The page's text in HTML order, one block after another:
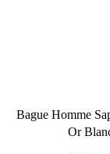
Bague Homme
Or